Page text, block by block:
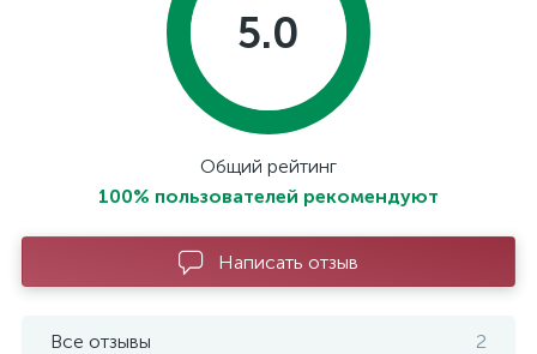
5.0
Общий рейтинг
100% пользователей рекомендуют
Написать отзыв
Все отзывы 2